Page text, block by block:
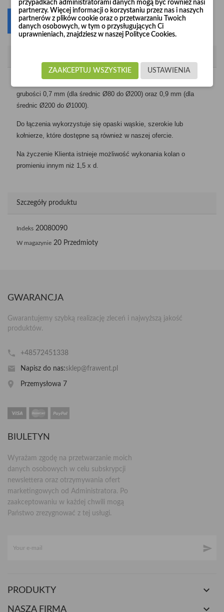
Dodaj do koszyka 0
grubości 0,7 mm (dla średnic Ø80 do Ø200) oraz 0,9 mm (dla
średnic Ø200 do Ø1000).
Do łączenia wykorzystuje się opaski wąskie, szerokie lub
kołnierze, które dostępne są również w naszej ofercie.
Na życzenie Klienta istnieje możliwość wykonania kolan o
promieniu innym niż 1,5 x d.
Szczegóły produktu
Indeks 20080090
W magazynie 20 Przedmioty
GWARANCJA
Gwarantujemy szybką realizację zleceń i najwyższą jakość
produktów.
+48572451338
Napisz do nas:sklep@frawent.pl
Przemysłowa 7
BIULETYN
Wyrażam zgodę na przetwarzanie moich
danych osobowych w celu subskrypcji
newslettera oraz otrzymywania ofert
marketingowych od Administratora. Po
zaakceptowaniu w każdej chwili mogą
Państwo zrezygnować z tej usługi.

PRODUKTY 
NASZA FIRMA 
przypadkach administratorami danych mogą być również nasi
partnerzy. Więcej informacji o korzystaniu przez nas i naszych
partnerów z plików cookie oraz o przetwarzaniu Twoich
danych osobowych, w tym o przysługujących Ci
uprawnieniach, znajdziesz w naszej Polityce Cookies.
USTAWIENIA
ZAAKCEPTUJ WSZYSTKIE